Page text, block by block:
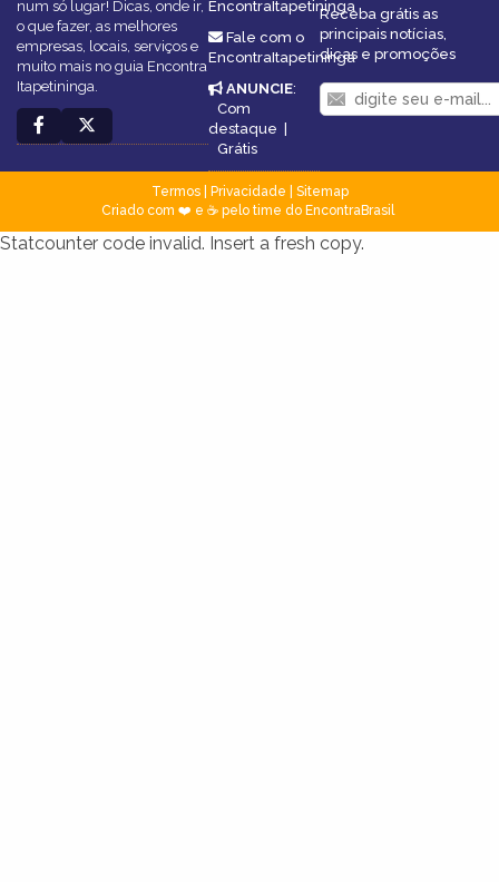
num só lugar! Dicas, onde ir,
o que fazer, as melhores
empresas, locais, serviços e
muito mais no guia Encontra
Itapetininga.
EncontraItapetininga
Fale com o
EncontraItapetininga
ANUNCIE:
Com
destaque
Grátis
Receba grátis as
principais notícias,
dicas e promoções
Termos| Privacidade
Sitemap
Criado com ❤️ e ☕ pelo time do EncontraBrasil
Statcounter code invalid. Insert a fresh copy.